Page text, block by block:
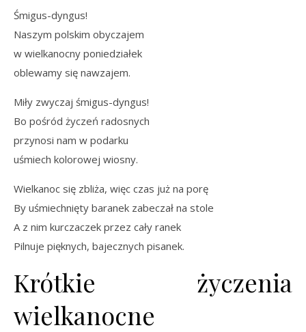
Śmigus-dyngus!
Naszym polskim obyczajem
w wielkanocny poniedziałek
oblewamy się nawzajem.
Miły zwyczaj śmigus-dyngus!
Bo pośród życzeń radosnych
przynosi nam w podarku
uśmiech kolorowej wiosny.
Wielkanoc się zbliża, więc czas już na porę
By uśmiechnięty baranek zabeczał na stole
A z nim kurczaczek przez cały ranek
Pilnuje pięknych, bajecznych pisanek.
Krótkie życzenia
wielkanocne